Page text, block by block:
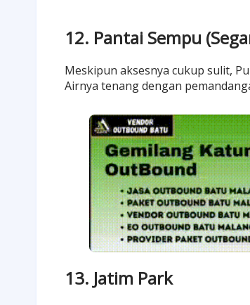
12. Pantai Sempu
Meskipun aksesnya cukup sulit,
Airnya tenang dengan
13. Jatim Park